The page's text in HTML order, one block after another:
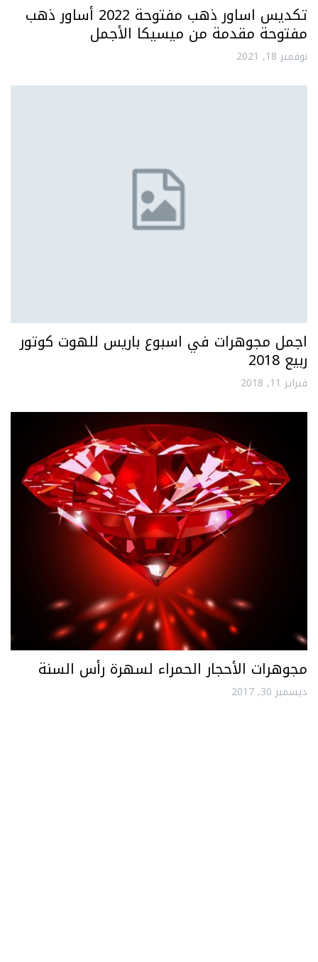
تكديس اساور ذهب مفتوحة 2022 أساور ذهب
مفتوحة مقدمة من ميسيكا الأجمل
نوفمبر 18, 2021
اجمل مجوهرات في اسبوع باريس للهوت كوتور
ربيع 2018
فبراير 11, 2018
مجوهرات الأحجار الحمراء لسهرة رأس السنة
ديسمبر 30, 2017